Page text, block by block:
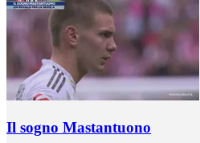
Il sogno Mastantuono